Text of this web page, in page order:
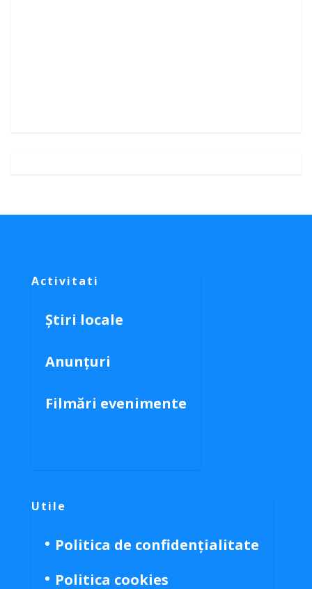
Activitati
Știri locale
Anunțuri
Filmări evenimente
Utile
Politica de confidențialitate
Politica cookies